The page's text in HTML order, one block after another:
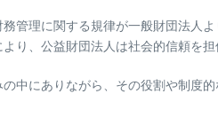
管理に関する規律が一般財団法人
、公益財団法人は社会的信頼を
にありながら、その役割や制度